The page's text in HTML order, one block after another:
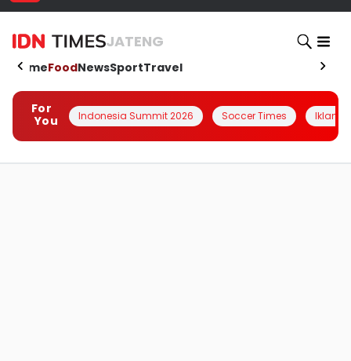
JATENG
HomeFoodNewsSportTravel
For
You
Indonesia Summit 2026 Soccer Times Iklanin